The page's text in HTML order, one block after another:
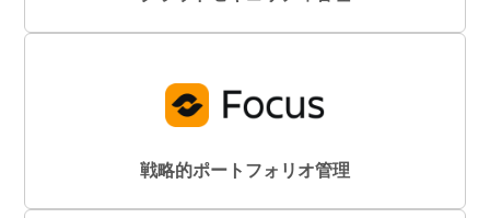
戦略的ポートフォリオ管理